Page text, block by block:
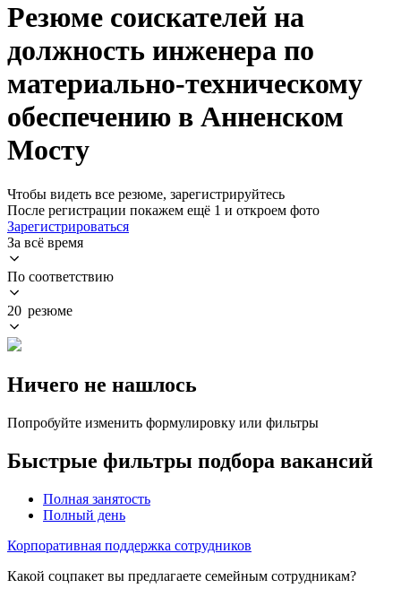
Резюме соискателей на
должность инженера по
материально-техническому
обеспечению в Анненском
Мосту
Чтобы видеть все резюме, зарегистрируйтесь
После регистрации покажем ещё 1 и откроем фото
Зарегистрироваться
За всё время
По соответствию
20 резюме
Ничего не нашлось
Попробуйте изменить формулировку или фильтры
Быстрые фильтры подбора вакансий
Полная занятость
Полный день
Корпоративная поддержка сотрудников
Какой соцпакет вы предлагаете семейным сотрудникам?